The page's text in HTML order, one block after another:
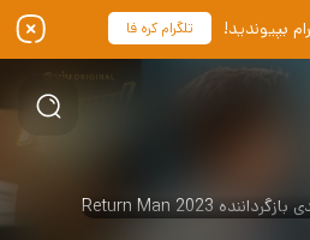
بپیوندید! تلگرام کره فا